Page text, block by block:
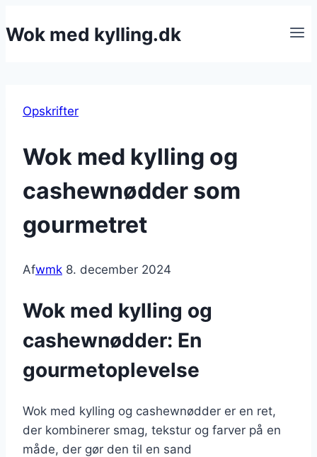
til
Wok med kylling.dk
Opskrifter
Wok med kylling og
cashewnødder som
gourmetret
Afwmk 8. december 2024
Wok med kylling og
cashewnødder: En
gourmetoplevelse
Wok med kylling og cashewnødder er en ret,
der kombinerer smag, tekstur og farver på en
måde, der gør den til en sand